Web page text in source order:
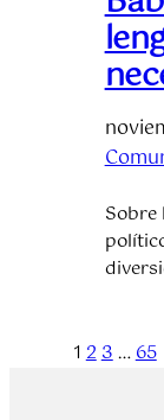
Sobre
1 23…65